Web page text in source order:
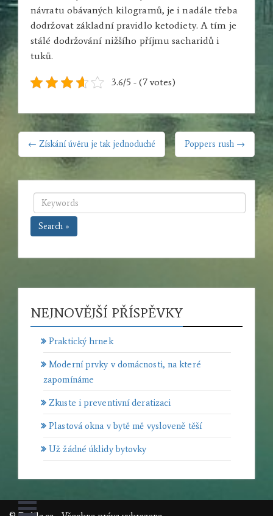
návratu obávaných kilogramů, je i nadále třeba
dodržovat základní pravidlo ketodiety. A tím je
stálé dodržování nižšího příjmu sacharidů i
tuků.
3.6/5 - (7 votes)
NAVIGACE
PRO
PŘÍSPĚVEK
← Získání úvěru je tak jednoduché Poppers rush →
Search »
NEJNOVĚJŠÍ PŘÍSPĚVKY
Praktický hrnek
Moderní prvky v domácnosti, na které
zapomínáme
Zkuste i preventivní deratizaci
Plastová okna v bytě mě vysloveně těší
Už žádné úklidy bytovky